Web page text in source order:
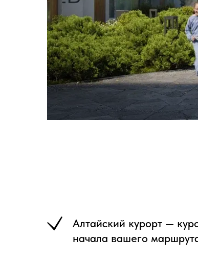
Алтайский курорт —
начала вашего